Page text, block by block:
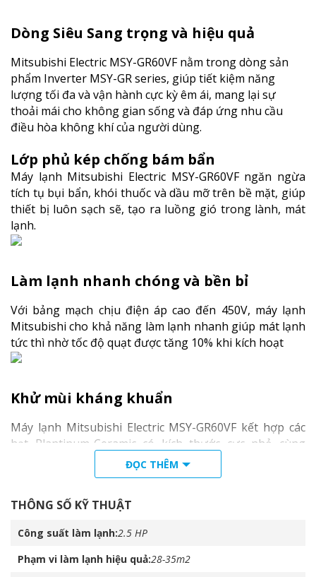
Dòng Siêu Sang trọng và hiệu quả
Mitsubishi Electric MSY-GR60VF nằm trong dòng sản
phẩm Inverter MSY-GR series, giúp tiết kiệm năng
lượng tối đa và vận hành cực kỳ êm ái, mang lại sự
thoải mái cho không gian sống và đáp ứng nhu cầu
điều hòa không khí của người dùng.
Lớp phủ kép chống bám bẩn
Máy lạnh Mitsubishi Electric MSY-GR60VF ngăn ngừa
tích tụ bụi bẩn, khói thuốc và dầu mỡ trên bề mặt, giúp
thiết bị luôn sạch sẽ, tạo ra luồng gió trong lành, mát
lạnh.
Làm lạnh nhanh chóng và bền bỉ
Với bảng mạch chịu điện áp cao đến 450V, máy lạnh
Mitsubishi cho khả năng làm lạnh nhanh giúp mát lạnh
tức thì nhờ tốc độ quạt được tăng 10% khi kích hoạt
Khử mùi kháng khuẩn
Máy lạnh Mitsubishi Electric MSY-GR60VF kết hợp các
hạt Plantinum-Ceramic có kích thước cực nhỏ cùng
màng lọc chống nấm mốc, có tác dụng kháng khuản và
khừ mùi hiệu quả, đảm bảo bầu không khí luôn trong
ĐỌC THÊM
THÔNG SỐ KỸ THUẬT
Công suất làm lạnh 2.5 HP
Phạm vi làm lạnh hiệu quả 28-35m2